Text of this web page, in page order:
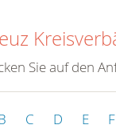
Sie auf den
C D E F